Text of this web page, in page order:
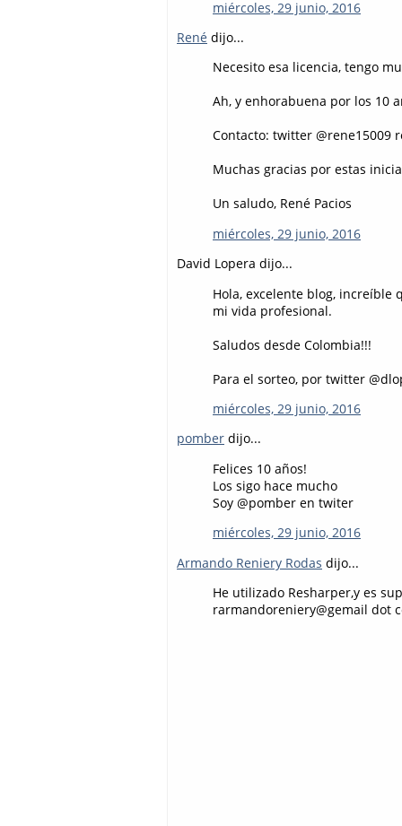
miércoles, 29 junio, 2016
René dijo...
Necesito esa licencia, tengo
Ah, y enhorabuena por los 10
Contacto: twitter @rene15009
Muchas gracias por estas
Un saludo, René Pacios
miércoles, 29 junio, 2016
David Lopera dijo...
Hola, excelente blog, increíble
mi vida profesional.
Saludos desde Colombia!!!
Para el sorteo, por twitter
miércoles, 29 junio, 2016
pomber dijo...
Felices 10 años!
Los sigo hace mucho
Soy @pomber en twiter
miércoles, 29 junio, 2016
Armando Reniery Rodas dijo...
He utilizado Resharper,y es
rarmandoreniery@gemail dot